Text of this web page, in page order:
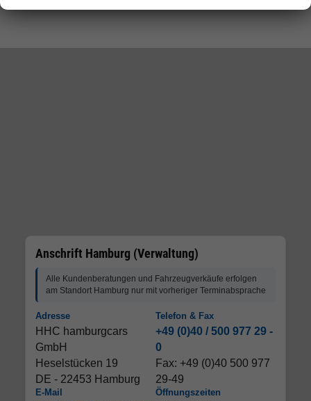
Anschrift Hamburg (Verwaltung)
Alle Kundenberatungen und Fahrzeugverkäufe erfolgen
am Standort Hamburg nur mit vorheriger Terminabsprache
Adresse
HHC hamburgcars
GmbH
Heselstücken 19
DE - 22453 Hamburg
Telefon & Fax
+49 (0)40 / 500 977 29 -
0
Fax: +49 (0)40 500 977
29-49
E-Mail Öffnungszeiten